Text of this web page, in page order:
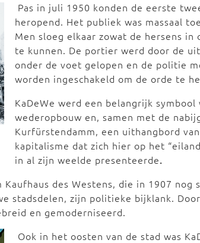
Pas in juli 1950 konden de eerste
heropend. Het publiek was massaal
Men sloeg elkaar zowat de hersens in
te kunnen. De portier werd door de
onder de voet gelopen en de politie
worden ingeschakeld om de orde te
KaDeWe werd een belangrijk symbool
wederopbouw en, samen met de
Kurfürstendamm, een uithangbord
kapitalisme dat zich hier op het
in al zijn weelde presenteerde.
des Westens, die in 1907 nog
stadsdelen, zijn politieke bijklank.
en gemoderniseerd.
Ook in het oosten van de stad was